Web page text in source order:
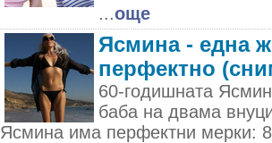
...още
Ясмина - една
перфектно
60-годишната
баба на двама
Ясмина има перфектни мерки: